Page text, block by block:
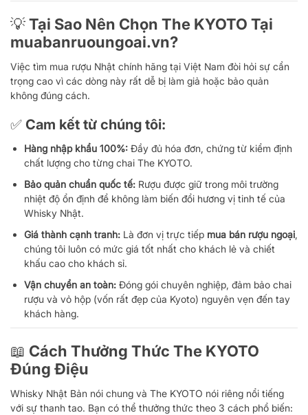
💡 Tại Sao Nên Chọn The KYOTO Tại
muabanruoungoai.vn?
Việc tìm mua rượu Nhật chính hãng tại Việt Nam đòi hỏi sự cẩn
trọng cao vì các dòng này rất dễ bị làm giả hoặc bảo quản
không đúng cách.
✅ Cam kết từ chúng tôi:
Hàng nhập khẩu 100%: Đầy đủ hóa đơn, chứng từ kiểm định
chất lượng cho từng chai The KYOTO.
Bảo quản chuẩn quốc tế: Rượu được giữ trong môi trường
nhiệt độ ổn định để không làm biến đổi hương vị tinh tế của
Whisky Nhật.
Giá thành cạnh tranh: Là đơn vị trực tiếp mua bán rượu ngoại,
chúng tôi luôn có mức giá tốt nhất cho khách lẻ và chiết
khấu cao cho khách sỉ.
Vận chuyển an toàn: Đóng gói chuyên nghiệp, đảm bảo chai
rượu và vỏ hộp (vốn rất đẹp của Kyoto) nguyên vẹn đến tay
khách hàng.
📖 Cách Thưởng Thức The KYOTO
Đúng Điệu
Whisky Nhật Bản nói chung và The KYOTO nói riêng nổi tiếng
với sự thanh tao. Bạn có thể thưởng thức theo 3 cách phổ biến: